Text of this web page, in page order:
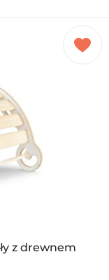
z drewnem